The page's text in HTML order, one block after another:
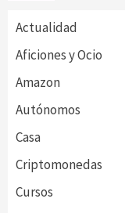
Actualidad
Aficiones y Ocio
Amazon
Autónomos
Casa
Criptomonedas
Cursos